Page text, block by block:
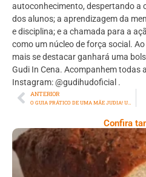
autoconhecimento, despertando a
dos alunos; a aprendizagem da
e disciplina; e a chamada para a
como um núcleo de força social.
mais se destacar ganhará uma
Gudi In Cena. Acompanhem todas
Instagram: @gudihudoficial .
ANTERIOR
Confira